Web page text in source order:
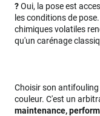
?Oui, la pose est
les conditions de
chimiques volatiles
qu'un carénage
Choisir son
couleur. C'est un
maintenance,